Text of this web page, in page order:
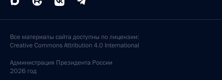
Все материалы сайта доступны по лицензии:
Creative Commons Attribution 4.0 International
Администрация Президента России
2026 год